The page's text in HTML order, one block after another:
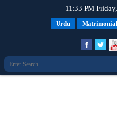
11:33 PM
Urdu